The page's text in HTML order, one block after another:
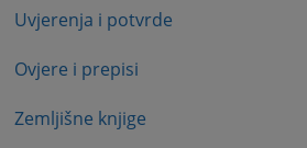
Uvjerenja i potvrde
Ovjere i prepisi
Zemljišne knjige